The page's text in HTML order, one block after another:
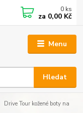
Menu
Hledat
0 ks
za 0,00 Kč
Drive Tour kožené boty na